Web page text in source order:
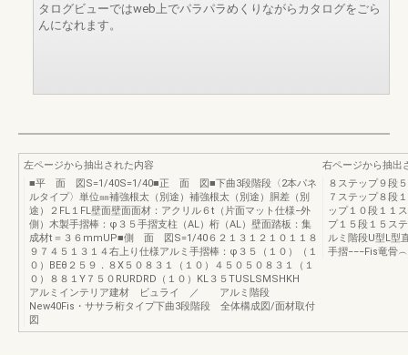
タログビューではweb上でパラパラめくりながらカタログをごら
んになれます。
左ページから抽出された内容
■平 面 図S=1/40S=1/40■正 面 図■下曲3段階段〈2本パネ
ルタイプ〉単位㎜補強根太（別途）補強根太（別途）胴差（別
途）２FL１FL壁面壁面面材：アクリル６t（片面マット仕様−外
側）木製手摺棒：φ３５手摺支柱（AL）桁（AL）壁面踏板：集
成材t＝３６mmUP■側 面 図S=1/40６２１３１２１０１１８
９７４５１３１４右上り仕様アルミ手摺棒：φ３５（１０）（１
０）BEθ２５９．８X５０８３１（１０）４５０５０８３１（１
０）８８１Y７５０RURDRD（１０）KL３５TUSLSMSHKH
アルミインテリア建材 ビュライ ／ アルミ階段
New40Fis・ササラ桁タイプ下曲3段階段 全体構成図/面材取付
図
右ページから抽出
８ステップ９段
７ステップ８段
ップ１０段１１
プ１５段１５ス
ルミ階段U型L型
手摺−−−Fis竜骨